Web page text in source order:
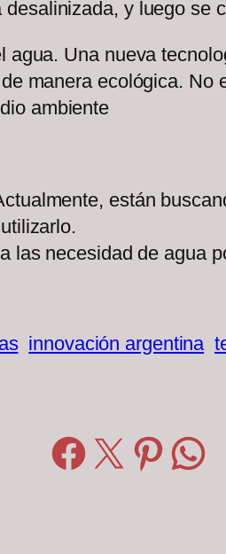
y luego se
Una nueva
manera ecológica.
ambiente
están
las necesidad de agua
innovación argentina
Compartir en Facebook
Compartir en X Compartir en